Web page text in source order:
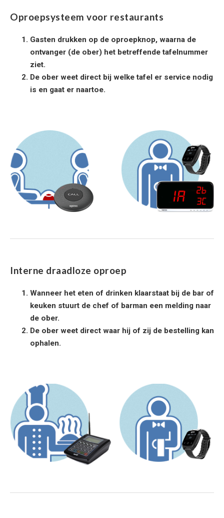
Oproepsysteem voor restaurants
Gasten drukken op de oproepknop, waarna de
ontvanger (de ober) het betreffende tafelnummer
ziet.
De ober weet direct bij welke tafel er service nodig
is en gaat er naartoe.
Interne draadloze oproep
Wanneer het eten of drinken klaarstaat bij de bar of
keuken stuurt de chef of barman een melding naar
de ober.
De ober weet direct waar hij of zij de bestelling kan
ophalen.